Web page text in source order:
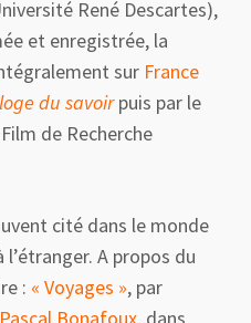
René Descartes),
et enregistrée, la
sur France
du savoirpuis par le
de Recherche
cité dans le monde
A propos du
: « Voyages », par